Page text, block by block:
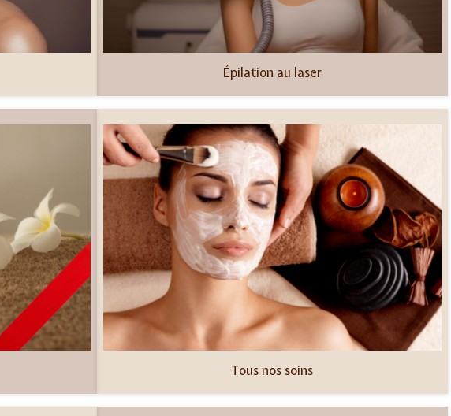
Épilation au laser
Tous nos soins